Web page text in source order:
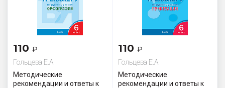
110 ₽
Гольцева Е.А.
Методические
рекомендации и ответы к
110 ₽
Гольцева Е.А.
Методические
рекомендации и ответы к